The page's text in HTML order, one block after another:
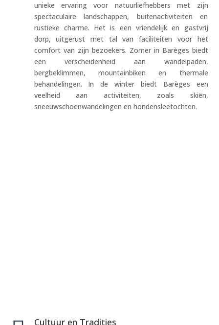
unieke ervaring voor natuurliefhebbers met zijn
spectaculaire landschappen, buitenactiviteiten en
rustieke charme. Het is een vriendelijk en gastvrij
dorp, uitgerust met tal van faciliteiten voor het
comfort van zijn bezoekers. Zomer in Barèges biedt
een verscheidenheid aan wandelpaden,
bergbeklimmen, mountainbiken en thermale
behandelingen. In de winter biedt Barèges een
veelheid aan activiteiten, zoals skiën,
sneeuwschoenwandelingen en hondensleetochten.
Cultuur en Tradities